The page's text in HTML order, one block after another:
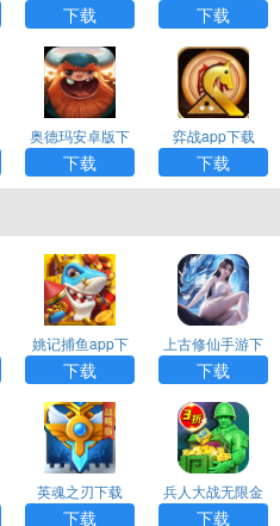
最新版安装
下载
戏下载
下载
奥德玛安卓版下
载
下载
弈战app下载
下载
姚记捕鱼app下
载
下载
上古修仙手游下
载
下载
英魂之刃下载
下载
兵人大战无限金
币版
下载